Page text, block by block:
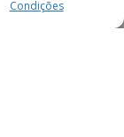
Condições